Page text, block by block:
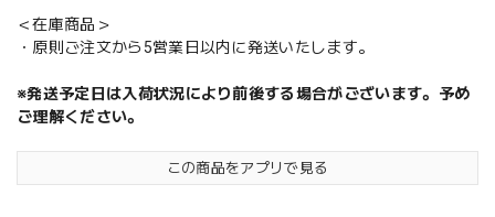
＜在庫商品＞
・原則ご注文から5営業日以内に発送いたします。
※発送予定日は入荷状況により前後する場合がございます。予め
ご理解ください。
この商品をアプリで見る